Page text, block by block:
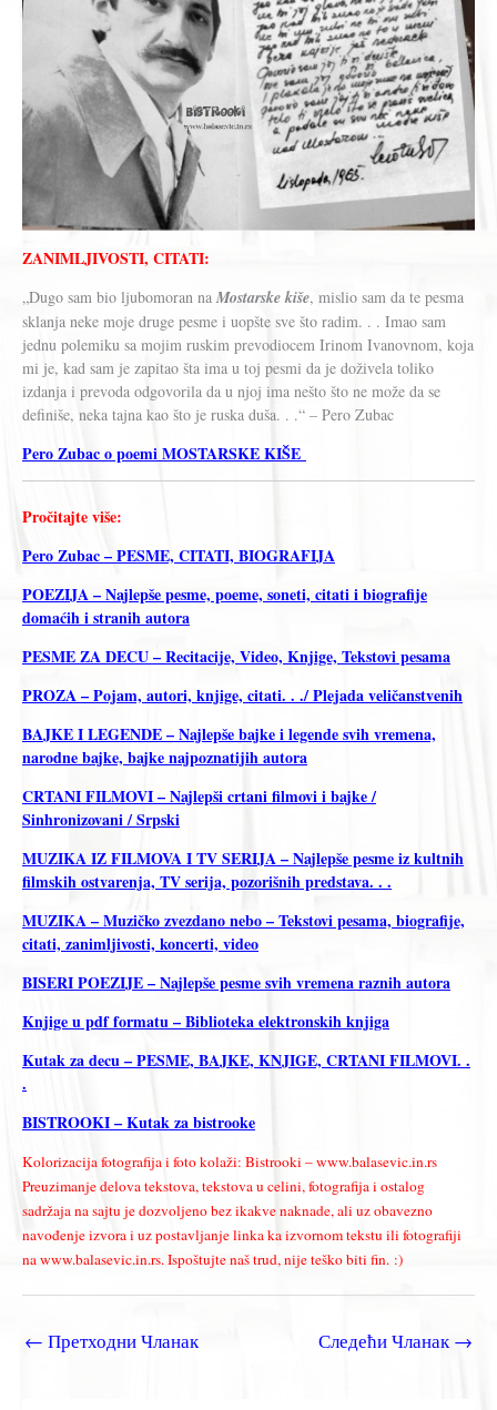
ZANIMLJIVOSTI, CITATI:
„Dugo sam bio ljubomoran naMostarske kiše, mislio sam da te pesma
sklanja neke moje druge pesme i uopšte sve što radim. . . Imao sam
jednu polemiku sa mojim ruskim prevodiocem Irinom Ivanovnom, koja
mi je, kad sam je zapitao šta ima u toj pesmi da je doživela toliko
izdanja i prevoda odgovorila da u njoj ima nešto što ne može da se
definiše, neka tajna kao što je ruska duša. . .“ – Pero Zubac
Pero Zubac o poemi MOSTARSKE KIŠE
Pročitajte više:
Pero Zubac – PESME, CITATI, BIOGRAFIJA
POEZIJA – Najlepše pesme, poeme, soneti, citati i biografije
domaćih i stranih autora
PESME ZA DECU – Recitacije, Video, Knjige, Tekstovi pesama
PROZA – Pojam, autori, knjige, citati. . ./ Plejada veličanstvenih
BAJKE I LEGENDE – Najlepše bajke i legende svih vremena,
narodne bajke, bajke najpoznatijih autora
CRTANI FILMOVI – Najlepši crtani filmovi i bajke /
Sinhronizovani / Srpski
MUZIKA IZ FILMOVA I TV SERIJA – Najlepše pesme iz kultnih
filmskih ostvarenja, TV serija, pozorišnih predstava. . .
MUZIKA – Muzičko zvezdano nebo – Tekstovi pesama, biografije,
citati, zanimljivosti, koncerti, video
BISERI POEZIJE – Najlepše pesme svih vremena raznih autora
Knjige u pdf formatu – Biblioteka elektronskih knjiga
Kutak za decu – PESME, BAJKE, KNJIGE, CRTANI FILMOVI. .
.
BISTROOKI – Kutak za bistrooke
Kolorizacija fotografija i foto kolaži: Bistrooki – www.balasevic.in.rs
Preuzimanje delova tekstova, tekstova u celini, fotografija i ostalog
sadržaja na sajtu je dozvoljeno bez ikakve naknade, ali uz obavezno
navođenje izvora i uz postavljanje linka ka izvornom tekstu ili fotografiji
na www.balasevic.in.rs. Ispoštujte naš trud, nije teško biti fin. :)
← Претходни Чланак Следећи Чланак→